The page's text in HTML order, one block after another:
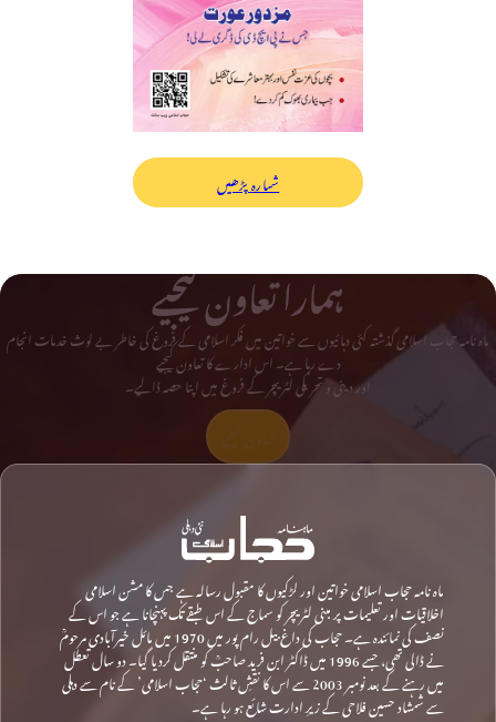
شمارہ پڑھیں
ہمارا تعاون کیجیے
ماہ نامہ حجاب اسلامی گذشتہ کئی دہائیوں سے خواتین میں فکر اسلامی کے فروغ کی خاطر بے لوث خدمات انجام
دے رہا ہے۔ اس ادارے کا تعاون کیجیے
اور دینی و تحریکی لٹریچر کے فروغ میں اپنا حصہ ڈالیے۔
ماہ نامہ حجاب اسلامی خواتین اور لڑکیوں کا مقبول رسالہ ہے جس کا مشن اسلامی
اخلاقیات اور تعلیمات پر مبنی لٹریچر کو سماج کے اس طبقے تک پہنچانا ہے جو اس کے
نصف کی نمائندہ ہے۔ حجاب کی داغ بیل رام پور میں 1970 میں مائل خیرآبادی مرحومؒ
نے ڈالی تھی، جسے 1996 میں ڈاکٹر ابن فرید صاحبؒ کو منتقل کردیا گیا۔ دو سال تعطل
میں رہنے کے بعد نومبر 2003 سے اس کا نقشِ ثالث ‘حجاب اسلامی’ کے نام سے دہلی
سے شمشاد حسین فلاحی کے زیرِ ادارت شائع ہو رہا ہے۔